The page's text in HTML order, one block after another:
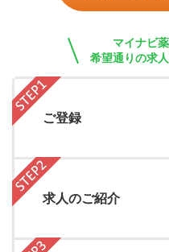
マイナビ
希望通りの求
ご登録
求人のご紹介